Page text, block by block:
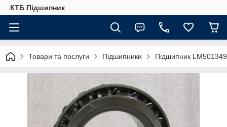
КТБ Підшипник
Товари та послуги Підшипники Підшипник